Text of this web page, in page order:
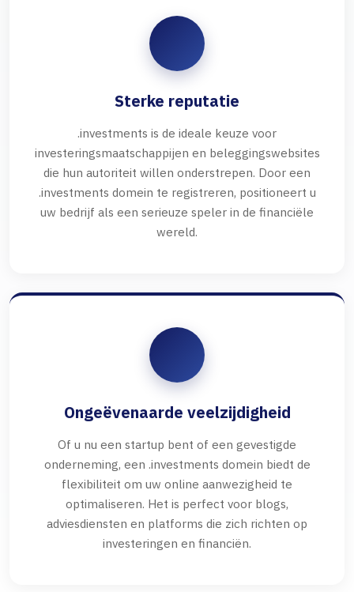
Sterke reputatie
.investments is de ideale keuze voor
investeringsmaatschappijen en beleggingswebsites
die hun autoriteit willen onderstrepen. Door een
.investments domein te registreren, positioneert u
uw bedrijf als een serieuze speler in de financiële
wereld.
Ongeëvenaarde veelzijdigheid
Of u nu een startup bent of een gevestigde
onderneming, een .investments domein biedt de
flexibiliteit om uw online aanwezigheid te
optimaliseren. Het is perfect voor blogs,
adviesdiensten en platforms die zich richten op
investeringen en financiën.